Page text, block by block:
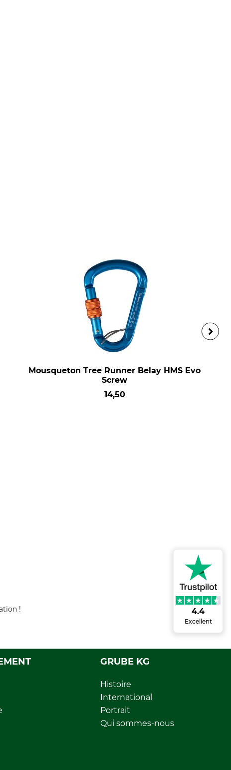
4.4
Excellent
Mousqueton Tree Runner Belay HMS Evo
Screw
14,50
!
GRUBE KG
Histoire
International
Portrait
Qui sommes-nous